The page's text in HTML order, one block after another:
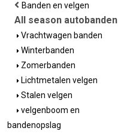
Banden en velgen
All season autobanden
Vrachtwagen banden
Winterbanden
Zomerbanden
Lichtmetalen velgen
Stalen velgen
velgenboom en
bandenopslag